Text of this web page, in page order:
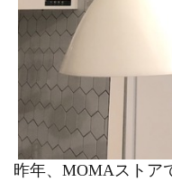
昨年、MOMAストア